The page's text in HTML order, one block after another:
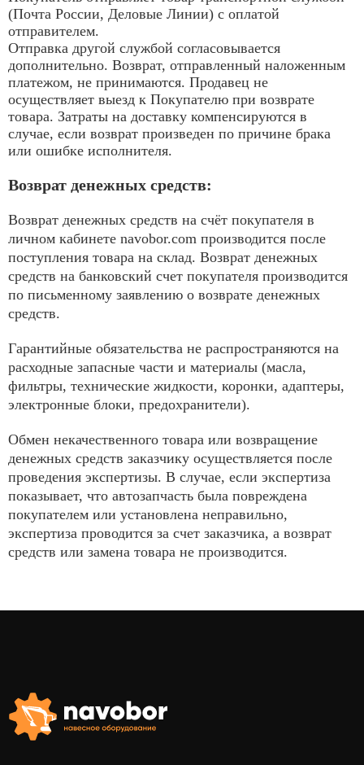
(Почта России, Деловые Линии) с оплатой
отправителем.
Отправка другой службой согласовывается
дополнительно. Возврат, отправленный наложенным
платежом, не принимаются. Продавец не
осуществляет выезд к Покупателю при возврате
товара. Затраты на доставку компенсируются в
случае, если возврат произведен по причине брака
или ошибке исполнителя.
Возврат денежных средств:
Возврат денежных средств на счёт покупателя в
личном кабинете navobor.com производится после
поступления товара на склад. Возврат денежных
средств на банковский счет покупателя производится
по письменному заявлению о возврате денежных
средств.
Гарантийные обязательства не распространяются на
расходные запасные части и материалы (масла,
фильтры, технические жидкости, коронки, адаптеры,
электронные блоки, предохранители).
Обмен некачественного товара или возвращение
денежных средств заказчику осуществляется после
проведения экспертизы. В случае, если экспертиза
показывает, что автозапчасть была повреждена
покупателем или установлена неправильно,
экспертиза проводится за счет заказчика, а возврат
средств или замена товара не производится.